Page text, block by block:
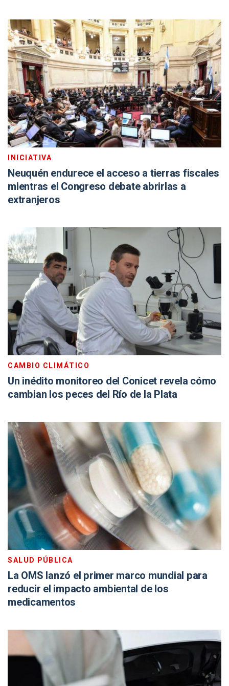
INICIATIVA
Neuquén endurece el acceso a tierras fiscales
mientras el Congreso debate abrirlas a
extranjeros
CAMBIO CLIMÁTICO
Un inédito monitoreo del Conicet revela cómo
cambian los peces del Río de la Plata
SALUD PÚBLICA
La OMS lanzó el primer marco mundial para
reducir el impacto ambiental de los
medicamentos